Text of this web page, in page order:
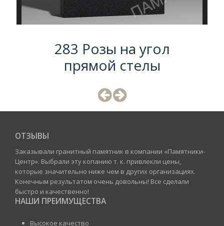
283 Розы на угол
прямой стелы
ОТЗЫВЫ
Заказывали гранитный памятник в компании «Памятники-
Центр». Выбрали эту копанию т. к. привлекли цены,
которые значительно ниже чем в других организациях.
Конечным результатом очень довольны! Все сделали
быстро и качественно!
НАШИ ПРЕИМУЩЕСТВА
Высокое качество